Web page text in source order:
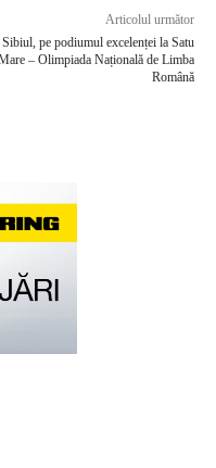
Articolul următor
Sibiul, pe podiumul excelenței la Satu
– Olimpiada Națională de Limba
Română